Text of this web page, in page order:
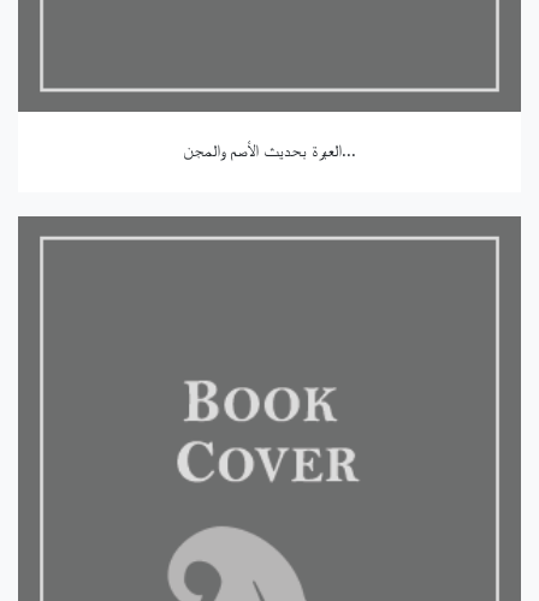
العبرة بحديث الأصم والمجن...